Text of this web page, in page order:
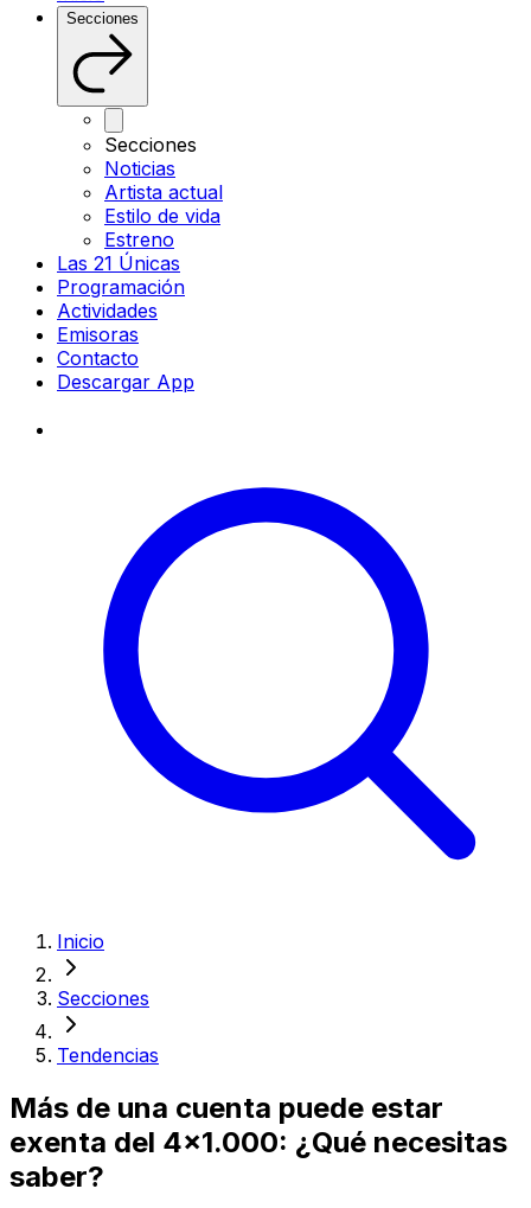
Secciones
Secciones
Noticias
Artista actual
Estilo de vida
Estreno
Las 21 Únicas
Programación
Actividades
Emisoras
Contacto
Descargar App
Inicio
Secciones
Tendencias
Más de una cuenta puede estar
exenta del 4x1.000: ¿Qué necesitas
saber?